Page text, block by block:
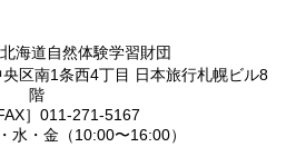
海道自然体験学習財団
区南1条西4丁目 日本旅行札幌ビル8
階
］011-271-5167
水・金（10:00〜16:00）